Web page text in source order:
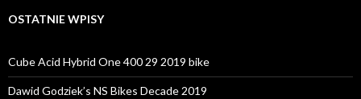
OSTATNIE WPISY
Cube Acid Hybrid One 400 29 2019 bike
Dawid Godziek’s NS Bikes Decade 2019